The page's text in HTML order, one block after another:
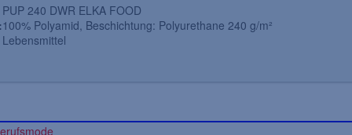
PUP 240 DWR ELKA FOOD
100% Polyamid, Beschichtung: Polyurethane 240 g/m²
Lebensmittel